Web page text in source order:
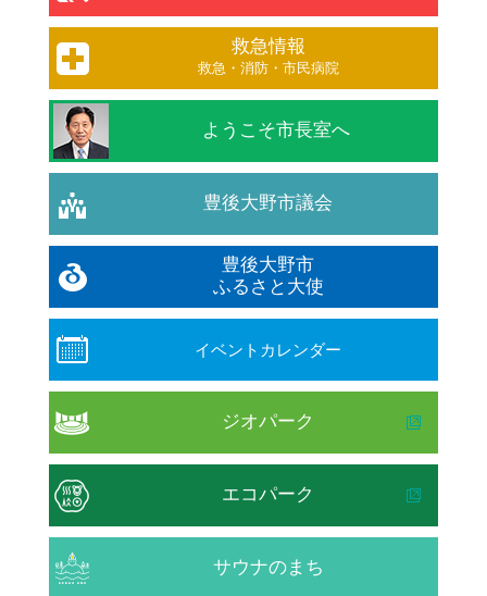
救急情報
救急・消防・市民病院
ようこそ市長室へ
豊後大野市議会
豊後大野市
ふるさと大使
イベントカレンダー
ジオパーク
エコパーク
サウナのまち